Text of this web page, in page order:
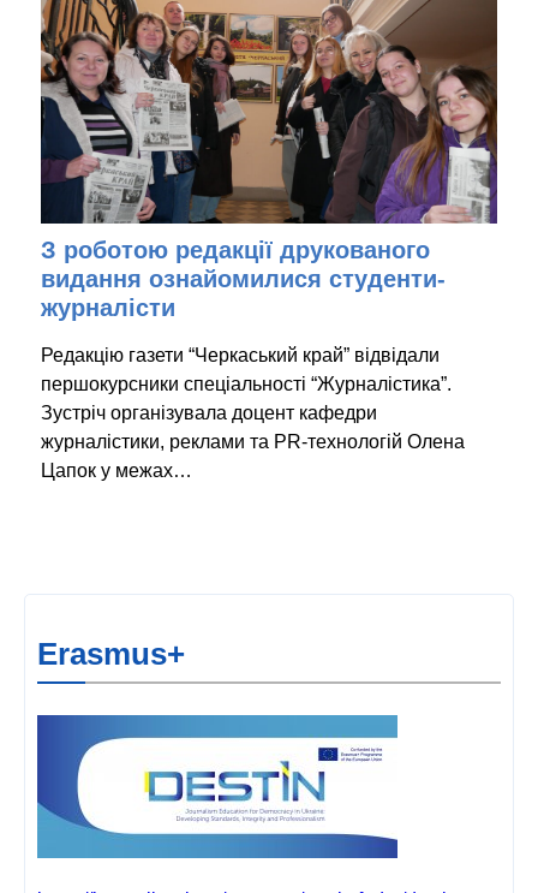
З роботою редакції друкованого
видання ознайомилися студенти-
журналісти
Редакцію газети “Черкаський край” відвідали
першокурсники спеціальності “Журналістика”.
Зустріч організувала доцент кафедри
журналістики, реклами та PR-технологій Олена
Цапок у межах…
Erasmus+